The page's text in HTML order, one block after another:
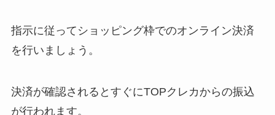
指示に従ってショッピング枠でのオンライン決済
を行いましょう。
決済が確認されるとすぐにTOPクレカからの振込
が行われます。